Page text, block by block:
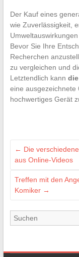
Der Kauf eines
wie Zuverlässigkeit,
Bevor Sie Ihre
Recherchen
zu vergleichen und
Letztendlich kann
eine ausgezeichnete
hochwertiges Gerät
← Die
aus Online-Videos
Treffen mit den
Komiker →